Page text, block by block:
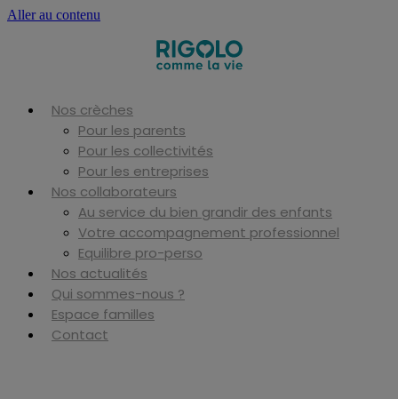
Aller au contenu
Nos crèches
Pour les parents
Pour les collectivités
Pour les entreprises
Nos collaborateurs
Au service du bien grandir des enfants
Votre accompagnement professionnel
Equilibre pro-perso
Nos actualités
Qui sommes-nous ?
Espace familles
Contact